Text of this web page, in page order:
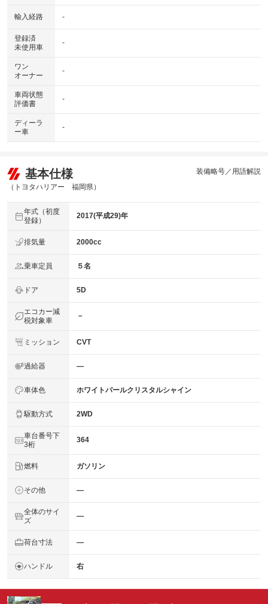
輸入経路 -
登録済
未使用車
-
ワン
オーナー
-
車両状態
評価書
-
ディーラ
ー車
-
基本仕様
（トヨタハリアー 福岡県）
装備略号／用語解説
年式（初度
登録）
2017(平成29)年
排気量 2000cc
乗車定員 ５名
ドア 5D
エコカー減
税対象車
－
ミッション CVT
過給器 ―
車体色 ホワイトパールクリスタルシャイン
駆動方式 2WD
車台番号下
3桁
364
燃料 ガソリン
その他 ―
全体のサイ
ズ
―
荷台寸法 ―
ハンドル 右